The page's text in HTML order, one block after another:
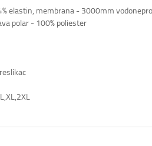
elastin, membrana - 3000mm
polar - 100% poliester